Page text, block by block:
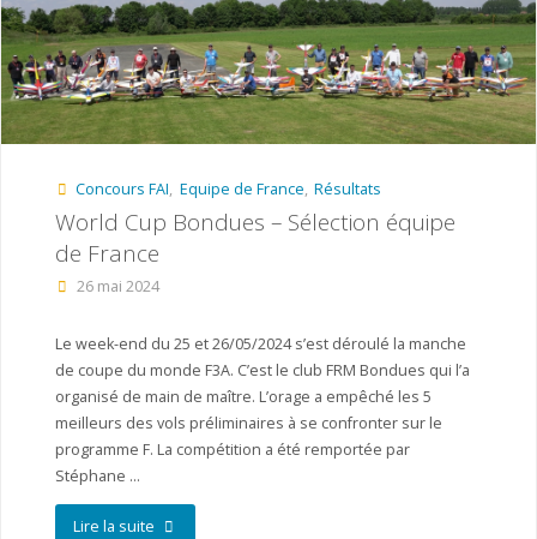
Concours FAI, Equipe de France, Résultats
World Cup Bondues – Sélection équipe
de France
26 mai 2024
Le week-end du 25 et 26/05/2024 s’est déroulé la manche
de coupe du monde F3A. C’est le club FRM Bondues qui l’a
organisé de main de maître. L’orage a empêché les 5
meilleurs des vols préliminaires à se confronter sur le
programme F. La compétition a été remportée par
Stéphane …
Lire la suite"World